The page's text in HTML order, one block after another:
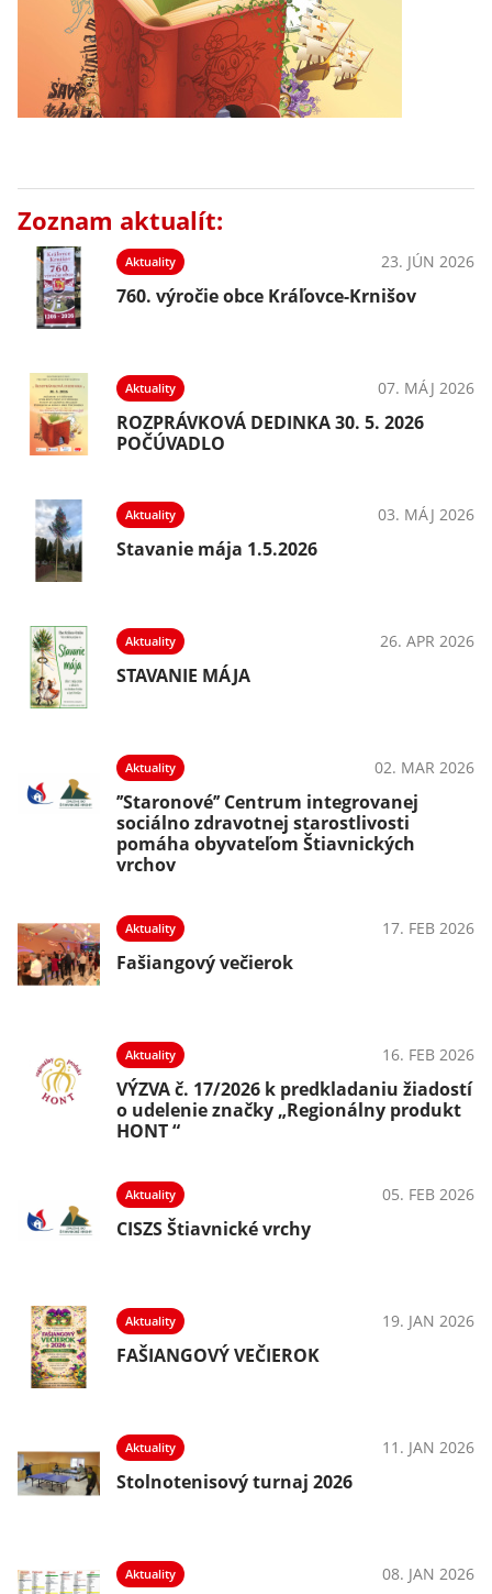
Zoznam aktualít:
Aktuality 23. JÚN 2026
760. výročie obce Kráľovce-Krnišov
Aktuality 07. MÁJ 2026
ROZPRÁVKOVÁ DEDINKA 30. 5. 2026
POČÚVADLO
Aktuality 03. MÁJ 2026
Stavanie mája 1.5.2026
Aktuality 26. APR 2026
STAVANIE MÁJA
Aktuality 02. MAR 2026
’’Staronové’’ Centrum integrovanej
sociálno zdravotnej starostlivosti
pomáha obyvateľom Štiavnických
vrchov
Aktuality 17. FEB 2026
Fašiangový večierok
Aktuality 16. FEB 2026
VÝZVA č. 17/2026 k predkladaniu žiadostí
o udelenie značky „Regionálny produkt
HONT “
Aktuality 05. FEB 2026
CISZS Štiavnické vrchy
Aktuality 19. JAN 2026
FAŠIANGOVÝ VEČIEROK
Aktuality 11. JAN 2026
Stolnotenisový turnaj 2026
Aktuality 08. JAN 2026